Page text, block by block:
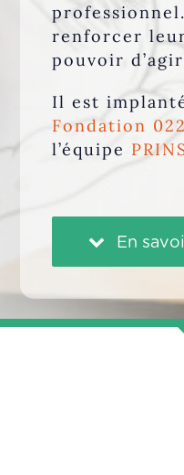
renforcer
pouvoir
Il est
Fondation
l’équipe
En